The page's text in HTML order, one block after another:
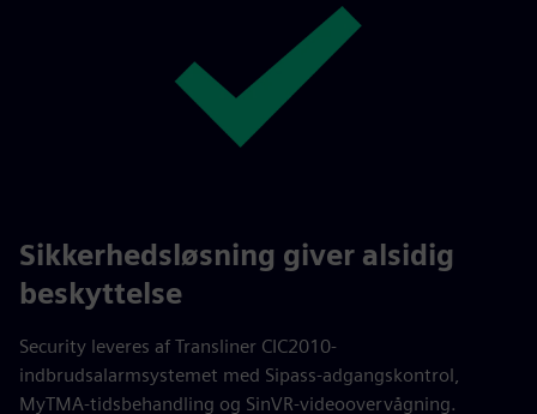
Sikkerhedsløsning giver alsidig
beskyttelse
Security leveres af Transliner CIC2010-
indbrudsalarmsystemet med Sipass-adgangskontrol,
MyTMA-tidsbehandling og SinVR-videoovervågning.